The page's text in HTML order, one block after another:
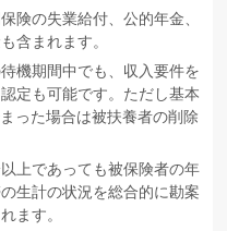
険の失業給付、公的年金、
含まれます。
機期間中でも、収入要件を
定も可能です。ただし基本
った場合は被扶養者の削除
上であっても被保険者の年
生計の状況を総合的に勘案
ます。